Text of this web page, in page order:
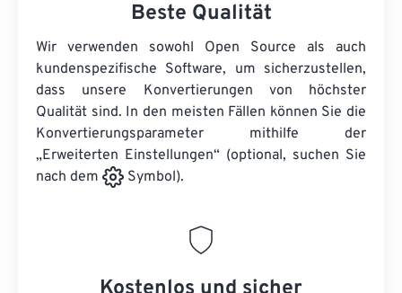
Beste Qualität
Wir verwenden sowohl Open Source als auch
kundenspezifische Software, um sicherzustellen,
dass unsere Konvertierungen von höchster
Qualität sind. In den meisten Fällen können Sie die
Konvertierungsparameter mithilfe der
„Erweiterten Einstellungen“ (optional, suchen Sie
nach dem
Symbol).